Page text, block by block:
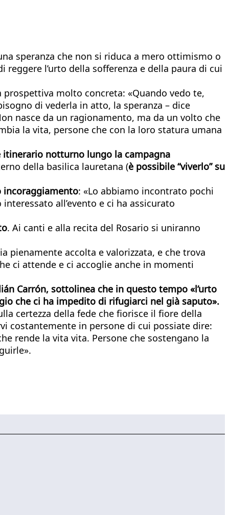
speranza che non si riduca a mero ottimismo o
reggere l’urto della sofferenza e della paura di cui
prospettiva molto concreta: «Quando vedo te,
di vederla in atto, la speranza – dice
nasce da un ragionamento, ma da un volto che
la vita, persone che con la loro statura umana
itinerario notturno lungo la campagna
della basilica lauretana (è possibile “viverlo” su
incoraggiamento: «Lo abbiamo incontrato pochi
all’evento e ci ha assicurato
. Ai canti e alla recita del Rosario si uniranno
pienamente accolta e valorizzata, e che trova
ci attende e ci accoglie anche in momenti
Carrón, sottolinea che in questo tempo «l’urto
che ci ha impedito di rifugiarci nel già saputo».
certezza della fede che fiorisce il fiore della
costantemente in persone di cui possiate dire:
rende la vita vita. Persone che sostengano la